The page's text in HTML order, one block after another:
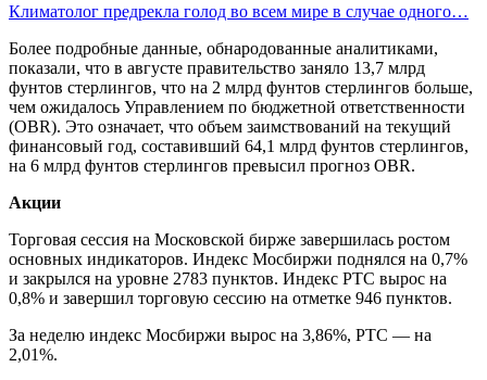
Климатолог предрекла голод во всем мире в случае одного…
Более подробные данные, обнародованные аналитиками,
показали, что в августе правительство заняло 13,7 млрд
фунтов стерлингов, что на 2 млрд фунтов стерлингов больше,
чем ожидалось Управлением по бюджетной ответственности
(OBR). Это означает, что объем заимствований на текущий
финансовый год, составивший 64,1 млрд фунтов стерлингов,
на 6 млрд фунтов стерлингов превысил прогноз OBR.
Акции
Торговая сессия на Московской бирже завершилась ростом
основных индикаторов. Индекс Мосбиржи поднялся на 0,7%
и закрылся на уровне 2783 пунктов. Индекс РТС вырос на
0,8% и завершил торговую сессию на отметке 946 пунктов.
За неделю индекс Мосбиржи вырос на 3,86%, РТС — на
2,01%.